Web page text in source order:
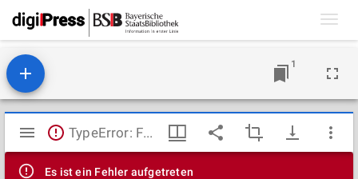
1
Mirador
Viewer
TypeError: Failed to fetch
Es ist ein Fehler aufgetreten